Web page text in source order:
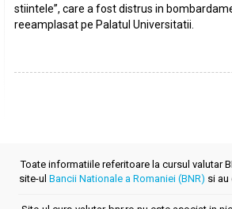
stiintele”, care a fost distrus in
reeamplasat pe Palatul Universitatii.
Toate informatiile referitoare la cursul valutar
site-ul Bancii Nationale a Romaniei (BNR) si au